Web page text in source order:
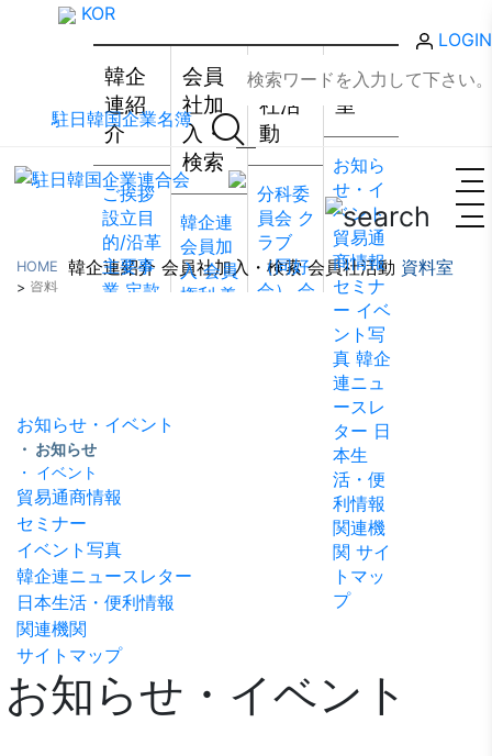
韓企
連紹
介
ご挨拶
設立目
的/沿革
主要事
業 定款
支部 ウ
クセシ
ビリテ
会員
社加
入・
検索
韓企連
会員加
入 会員
権利·義
会員
社活
動
分科委
員会 ク
ラブ
（同好
会）
会
資料
室
お知ら
せ・イ
ベント
貿易通
商情報
セミナ
ー イベ
ント写
真 韓企
連ニュ
ースレ
ター 日
本生
活・便
利情報
関連機
関 サイ
トマッ
プ
駐日韓国企業名簿
KOR
LOGIN
韓企連紹介 会員社加入・検索 会員社活動 資料室
HOME
> 資料
お知らせ・イベント
・ お知らせ
・ イベント
貿易通商情報
セミナー
イベント写真
韓企連ニュースレター
日本生活・便利情報
関連機関
サイトマップ
お知らせ・イベント